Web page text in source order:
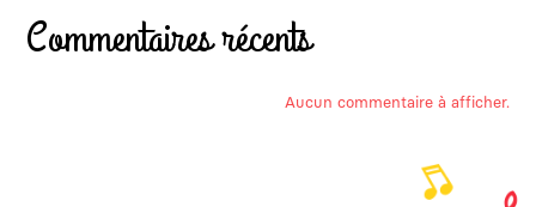
Commentaires récents
Aucun commentaire à afficher.